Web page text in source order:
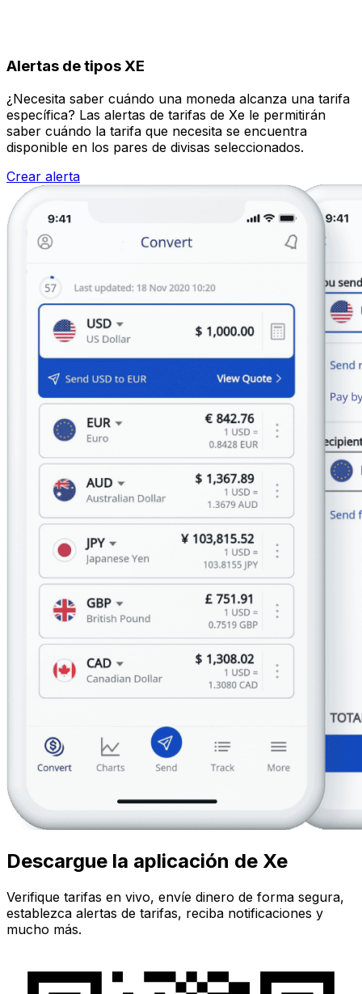
Alertas de tipos XE
¿Necesita saber cuándo una moneda alcanza una tarifa
específica? Las alertas de tarifas de Xe le permitirán
saber cuándo la tarifa que necesita se encuentra
disponible en los pares de divisas seleccionados.
Crear alerta
Descargue la aplicación de Xe
Verifique tarifas en vivo, envíe dinero de forma segura,
establezca alertas de tarifas, reciba notificaciones y
mucho más.